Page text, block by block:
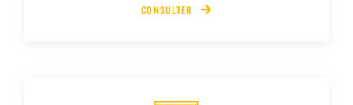
CONSULTER